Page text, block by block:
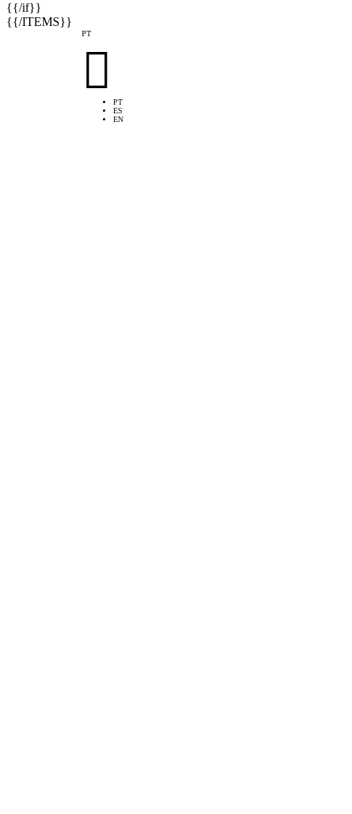
{{/if}}
{{/ITEMS}}
PT

PT
ES
EN